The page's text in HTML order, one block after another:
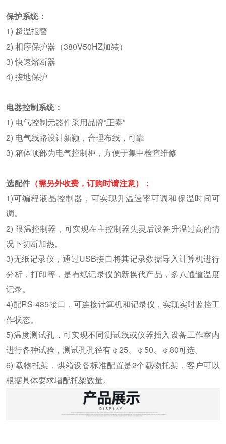
保护系统：
1) 超温报警
2) 相序保护器（380V50HZ加装）
3) 快速熔断器
4) 接地保护
电器控制系统：
1) 电气控制元器件采用品牌“正泰”
2) 电气线路设计新颖，合理布线，可靠
3) 箱体顶部为电气控制柜，方便于集中检查维修
选配件 （需另外收费，订购时请注意）：
1)可编程液晶控制器，可实现升温速率可调和保温时间可
调。
2) 限温控制器，可实现在主控制器失灵后设备升温过高的情
况下切断加热。
3)无纸记录仪，通过USB接口将其记录数据导入计算机进行
分析，打印等，是有纸记录仪的新换代产品，多八通道温度
记录。
4)配RS-485接口，可连接计算机和记录仪，实现实时监控工
作状态。
5)温度测试孔，可实现不同测试线或仪器插入设备工作室内
进行各种试验，测试孔孔径有￠25、￠50、￠80可选。
6) 载物托架，烘箱设备标准配置是2个载物托架，客户可以
根据具体要求增配托架数量。